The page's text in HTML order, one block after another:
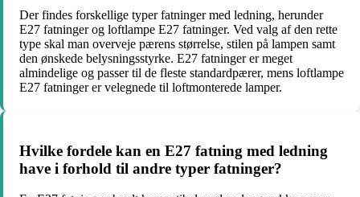
Der findes forskellige typer fatninger med ledning, herunder
E27 fatninger og loftlampe E27 fatninger. Ved valg af den rette
type skal man overveje pærens størrelse, stilen på lampen samt
den ønskede belysningsstyrke. E27 fatninger er meget
almindelige og passer til de fleste standardpærer, mens loftlampe
E27 fatninger er velegnede til loftmonterede lamper.
Hvilke fordele kan en E27 fatning med ledning
have i forhold til andre typer fatninger?